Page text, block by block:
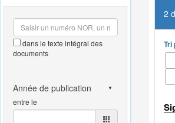
annexes
dans le texte intégral des
documents
entre le
2
Tri